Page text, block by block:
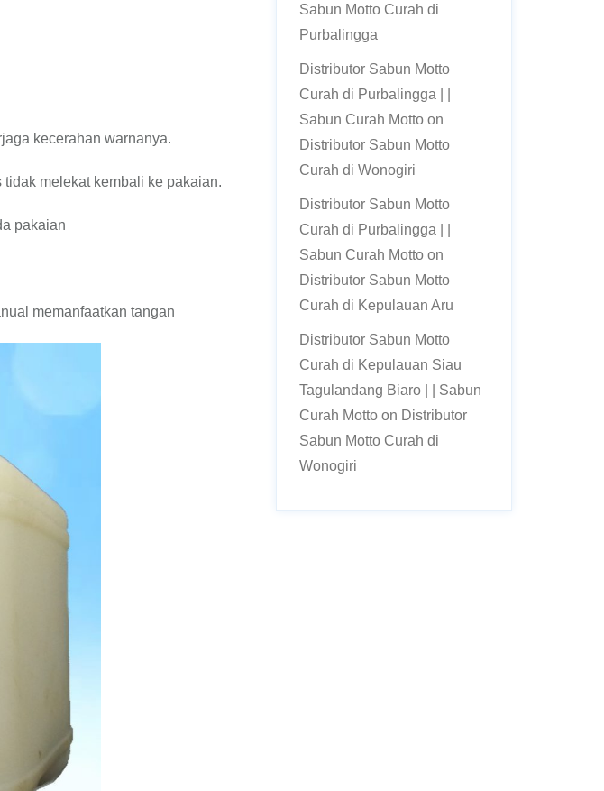
kecerahan warnanya.
melekat kembali ke pakaian.
pakaian
memanfaatkan tangan
Sabun Motto Curah di
Purbalingga
Distributor Sabun Motto
Curah di Purbalingga | |
Sabun Curah Mottoon
Distributor Sabun Motto
Curah di Wonogiri
Distributor Sabun Motto
Curah di Purbalingga | |
Sabun Curah Mottoon
Distributor Sabun Motto
Curah di Kepulauan Aru
Distributor Sabun Motto
Curah di Kepulauan Siau
Tagulandang Biaro | | Sabun
Curah Mottoon Distributor
Sabun Motto Curah di
Wonogiri